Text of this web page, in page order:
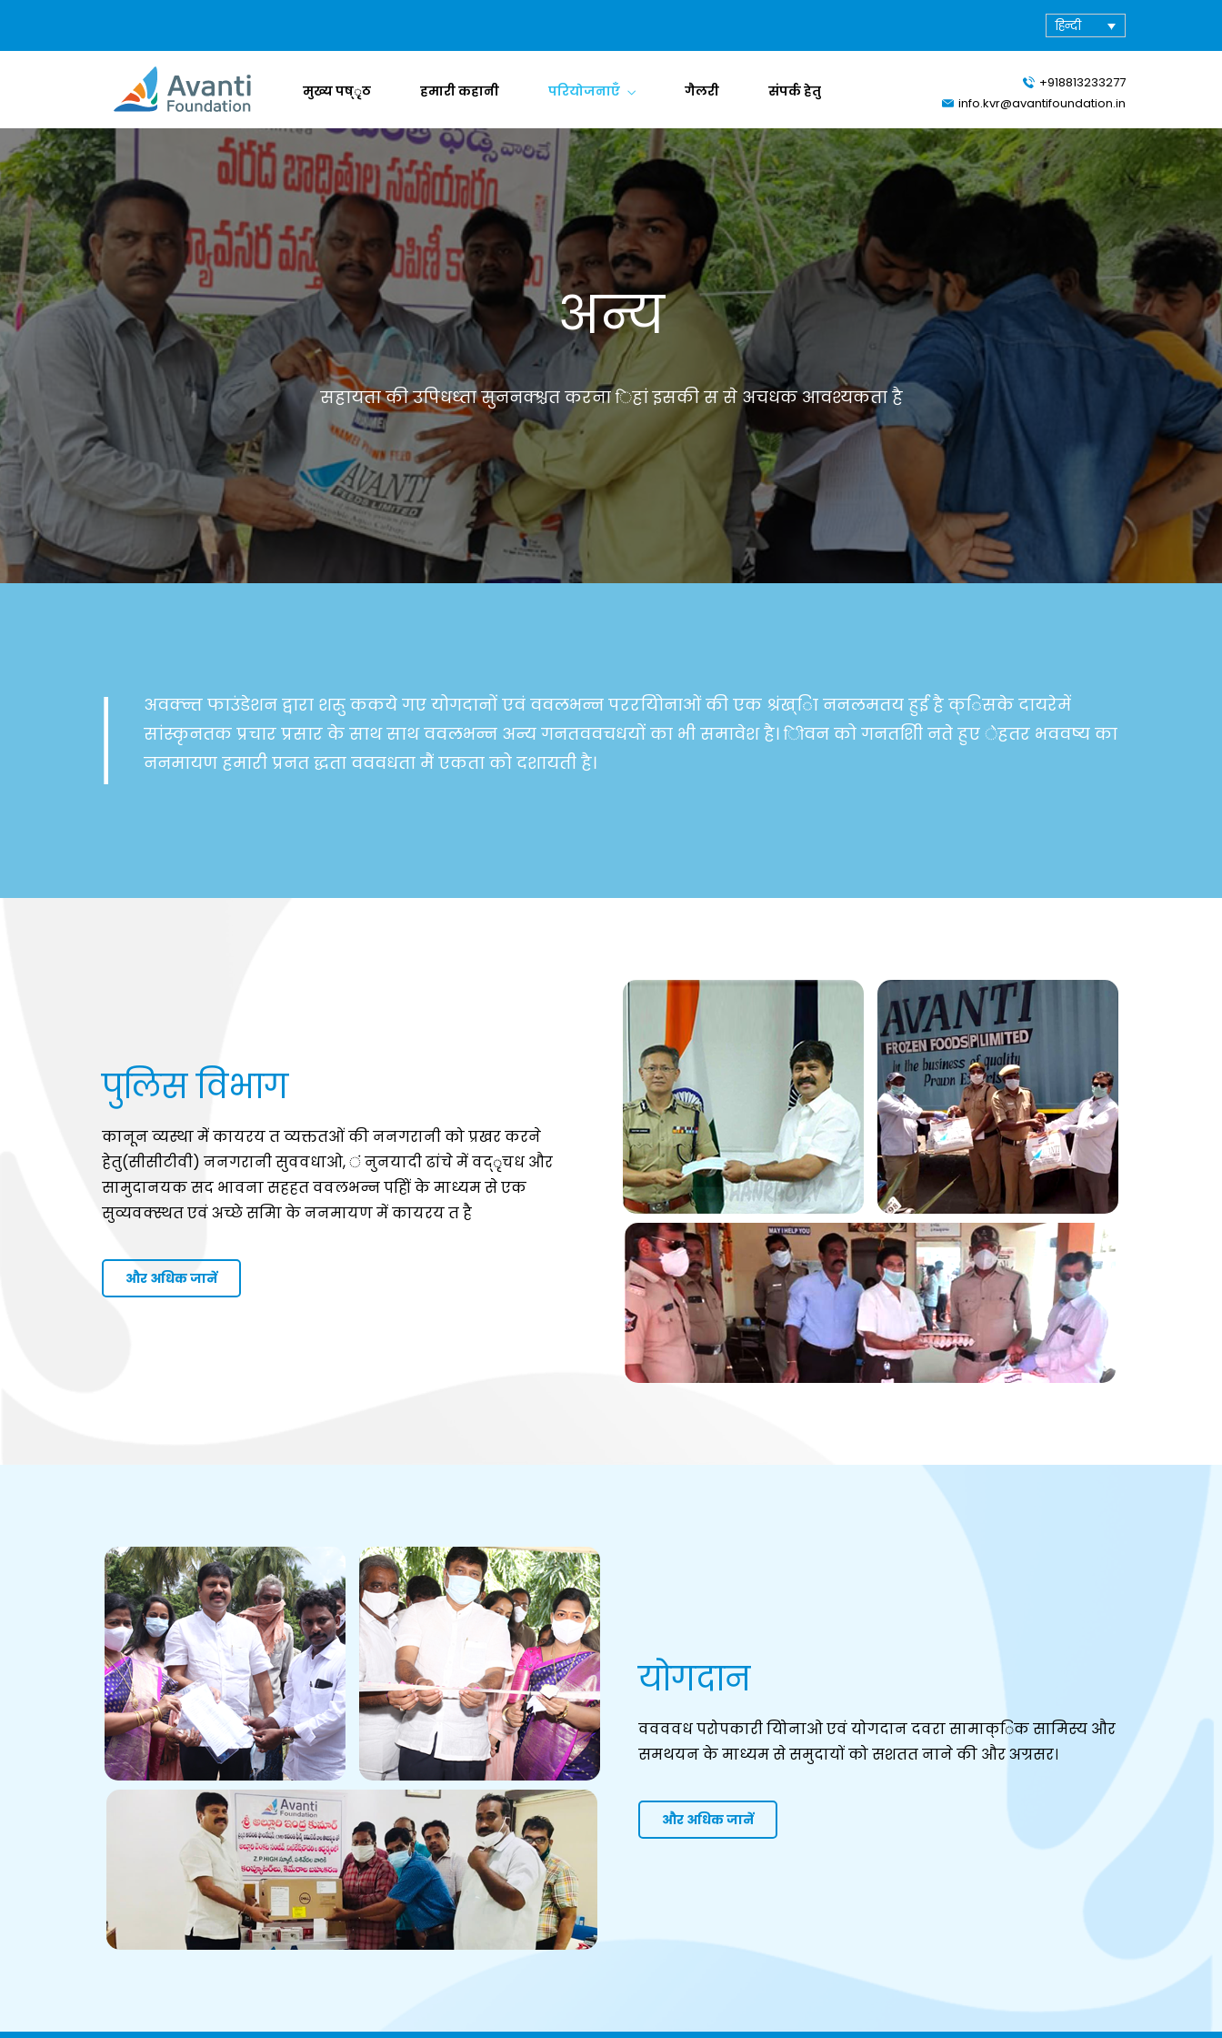
हिन्दी
मुख्य पष्ृठ हमारी कहानी परियोजनाएँ गैलरी संपर्क हेतु
+918813233277
info.kvr@avantifoundation.in
अन्य
सहायता की उपिधध्ता सुननक्श्चत करना िहां इसकी स से अचधक आवश्यकता है
अवक्न्त फाउंडेशन द्वारा शरूु ककये गए योगदानों एवं ववलभन्न पररयोिनाओं की एक श्रंख्िा ननलमतय हुई है क्िसके दायरेमें
सांस्कृनतक प्रचार प्रसार के साथ साथ ववलभन्न अन्य गनतववचधयों का भी समावेश है। िीवन को गनतशीि नते हुए ेहतर भववष्य का
ननमायण हमारी प्रनत द्धता वववधता मैं एकता को दशायती है।
पुलिस विभाग
कानून व्यस्था में कायरय त व्यक्ततओं की ननगरानी को प्रखर करने
हेतु(सीसीटीवी) ननगरानी सुववधाओ, ं नुनयादी ढांचे में वद्ृचध और
सामुदानयक सद भावना सहहत ववलभन्न पहिों के माध्यम से एक
सुव्यवक्स्थत एवं अच्छे समाि के ननमायण में कायरय त है
और अधिक जानें
योगदान
ववववध परोपकारी योिनाओ एवं योगदान दवरा सामाक्िक सामिस्य और
समथयन के माध्यम से समुदायों को सशतत नाने की और अग्रसर।
और अधिक जानें